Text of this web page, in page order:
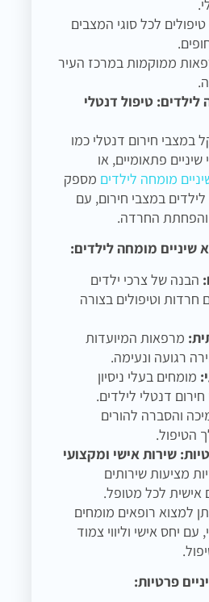
טיפולים לכל סוגי המצבים
ממוקמות במרכז העיר
לילדים: טיפול דנטלי
במצבי חירום דנטלי כמו
פתאומיים, או
מומחה לילדים מספק
במצבי חירום, עם
והפחתת החרדה.
שיניים מומחה לילדים:
הבנה של צרכי ילדים
חרדות וטיפולים בצורה
מרפאות המיועדות
רגועה ונעימה.
מומחים בעלי ניסיון
דנטלי לילדים.
והסברה להורים
הטיפול.
שירות אישי ומקצועי
מציעות שירותים
לכל מטופל.
למצוא רופאים מומחים
עם יחס אישי וליווי צמוד
פרטיות: